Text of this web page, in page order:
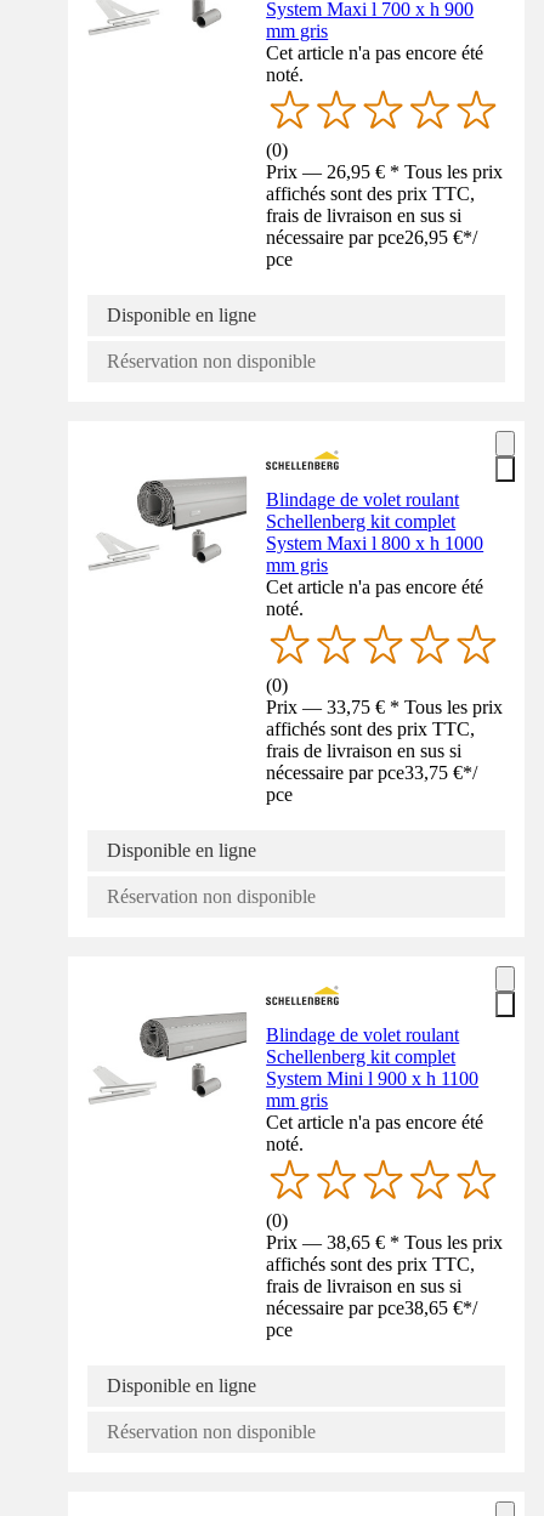
System Maxi l 700 x h 900
mm gris
Cet article n'a pas encore été
noté.
(0)
Prix — 26,95 € * Tous les prix
affichés sont des prix TTC,
frais de livraison en sus si
nécessaire par pce26,95 €*/
pce
Disponible en ligne
Réservation non disponible
Blindage de volet roulant
Schellenberg kit complet
System Maxi l 800 x h 1000
mm gris
Cet article n'a pas encore été
noté.
(0)
Prix — 33,75 € * Tous les prix
affichés sont des prix TTC,
frais de livraison en sus si
nécessaire par pce33,75 €*/
pce
Disponible en ligne
Réservation non disponible
Blindage de volet roulant
Schellenberg kit complet
System Mini l 900 x h 1100
mm gris
Cet article n'a pas encore été
noté.
(0)
Prix — 38,65 € * Tous les prix
affichés sont des prix TTC,
frais de livraison en sus si
nécessaire par pce38,65 €*/
pce
Disponible en ligne
Réservation non disponible